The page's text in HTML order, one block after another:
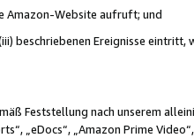
Amazon-Website aufruft; und
beschriebenen Ereignisse
Feststellung nach unserem
„eDocs“, „Amazon Prime